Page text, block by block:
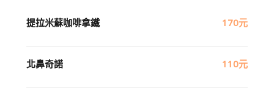
提拉米蘇咖啡拿鐵 170元
北鼻奇諾 110元